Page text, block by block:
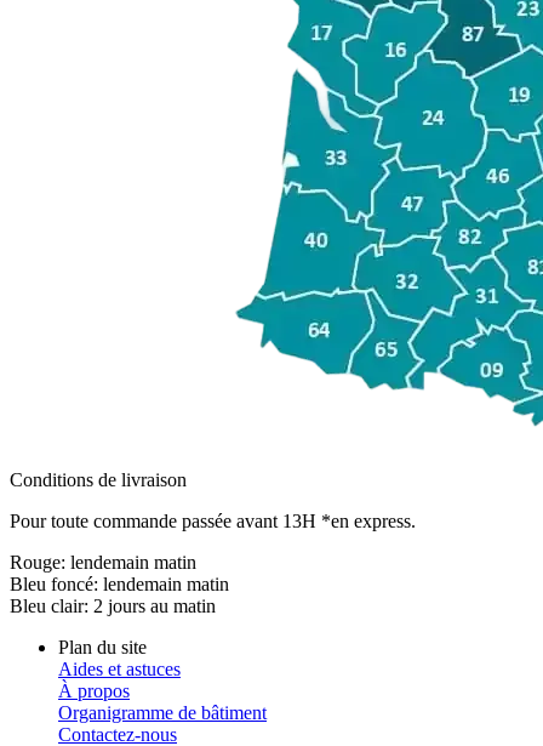
Conditions de livraison
Pour toute commande passée avant 13H *en express.
Rouge: lendemain matin
Bleu foncé: lendemain matin
Bleu clair: 2 jours au matin
Plan du site
Aides et astuces
À propos
Organigramme de bâtiment
Contactez-nous